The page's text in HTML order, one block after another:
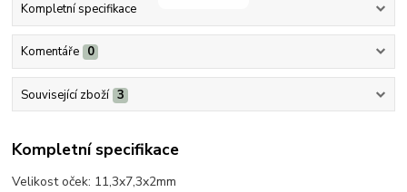
Kompletní specifikace
Komentáře 0
Související zboží 3
Kompletní specifikace
Velikost oček: 11,3x7,3x2mm